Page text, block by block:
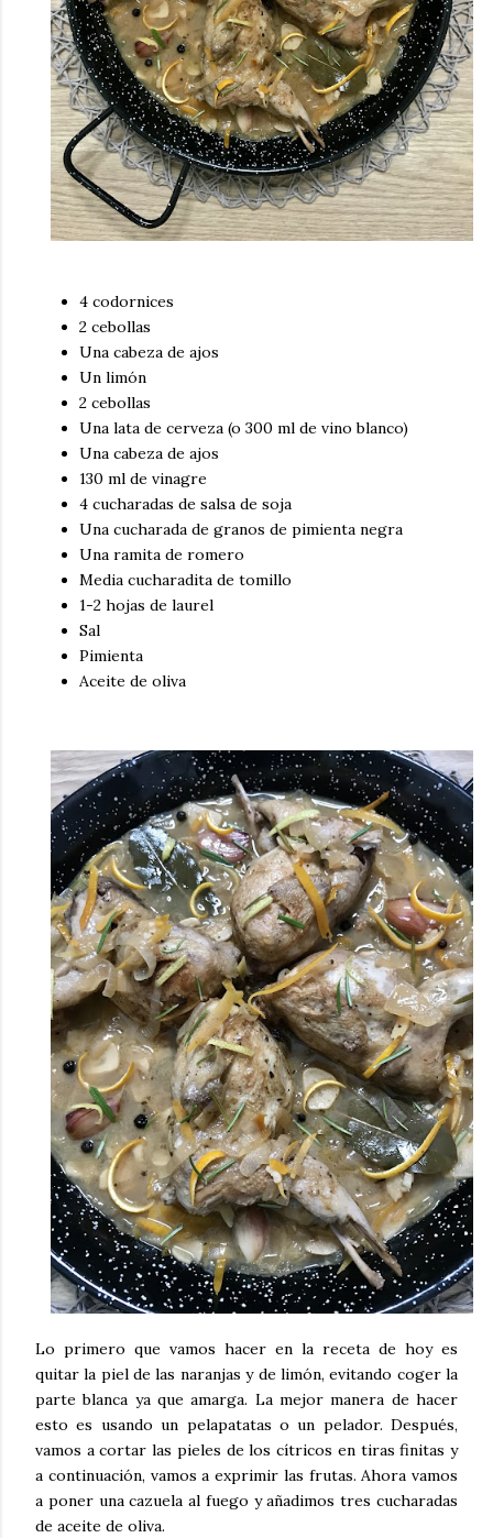
4 codornices
2 cebollas
Una cabeza de ajos
Un limón
2 cebollas
Una lata de cerveza (o 300 ml de vino blanco)
Una cabeza de ajos
130 ml de vinagre
4 cucharadas de salsa de soja
Una cucharada de granos de pimienta negra
Una ramita de romero
Media cucharadita de tomillo
1-2 hojas de laurel
Sal
Pimienta
Aceite de oliva
Lo primero que vamos hacer en la receta de hoy es
quitar la piel de las naranjas y de limón, evitando coger la
parte blanca ya que amarga. La mejor manera de hacer
esto es usando un pelapatatas o un pelador. Después,
vamos a cortar las pieles de los cítricos en tiras finitas y
a continuación, vamos a exprimir las frutas. Ahora vamos
a poner una cazuela al fuego y añadimos tres cucharadas
de aceite de oliva.